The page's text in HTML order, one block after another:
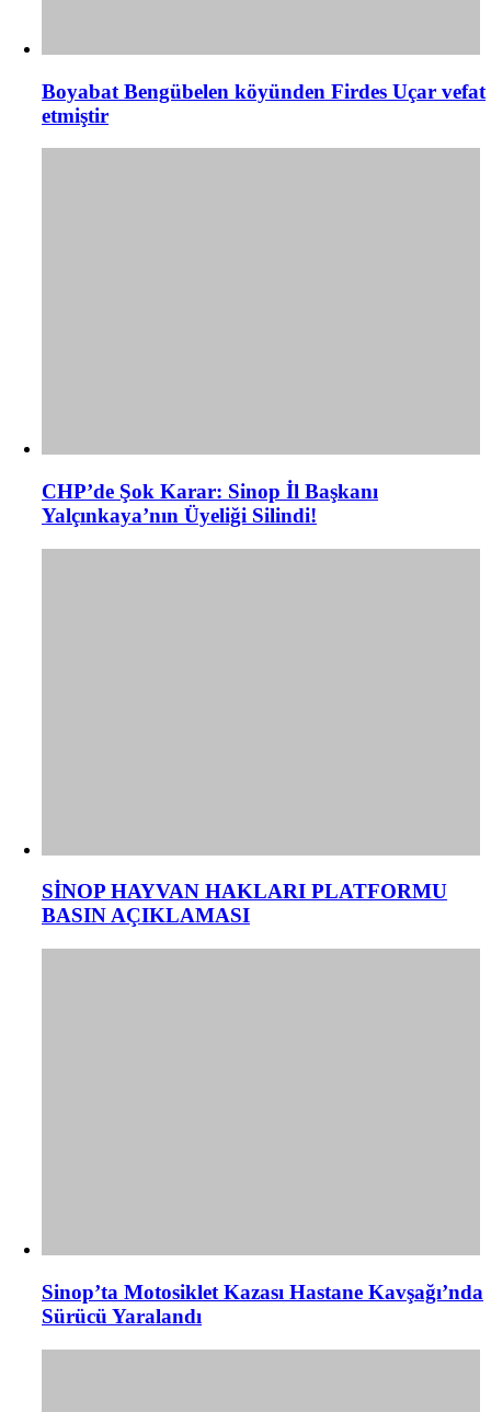
Boyabat Bengübelen köyünden Firdes Uçar vefat
etmiştir
CHP’de Şok Karar: Sinop İl Başkanı
Yalçınkaya’nın Üyeliği Silindi!
​SİNOP HAYVAN HAKLARI PLATFORMU
BASIN AÇIKLAMASI
Sinop’ta Motosiklet Kazası Hastane Kavşağı’nda
Sürücü Yaralandı